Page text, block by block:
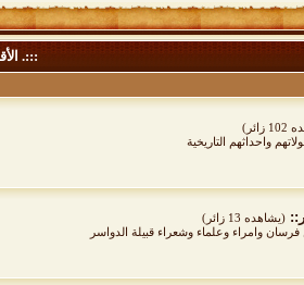
:::.
واحداثهم التاريخية
(يشاهده 13 زائر)
وامراء وعلماء وشعراء قبيلة الدواسر